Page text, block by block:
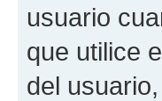
usuario
que utilice
del